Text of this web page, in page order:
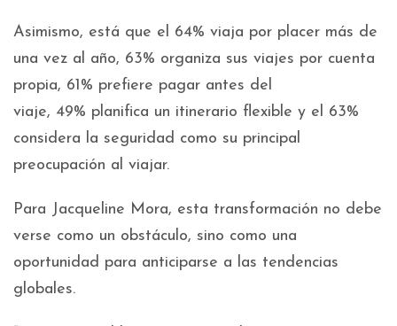
Asimismo, está que el 64% viaja por placer más de
una vez al año, 63% organiza sus viajes por cuenta
propia, 61% prefiere pagar antes del
viaje, 49% planifica un itinerario flexible y el 63%
considera la seguridad como su principal
preocupación al viajar.
Para Jacqueline Mora, esta transformación no debe
verse como un obstáculo, sino como una
oportunidad para anticiparse a las tendencias
globales.